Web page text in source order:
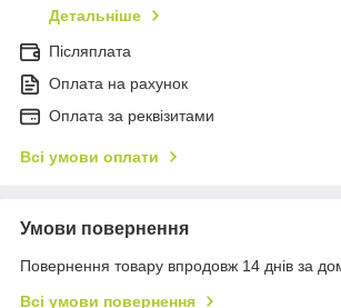
Детальніше
Післяплата
Оплата на рахунок
Оплата за реквізитами
Всі умови оплати
Умови повернення
Повернення товару впродовж 14 днів за
Всі умови повернення